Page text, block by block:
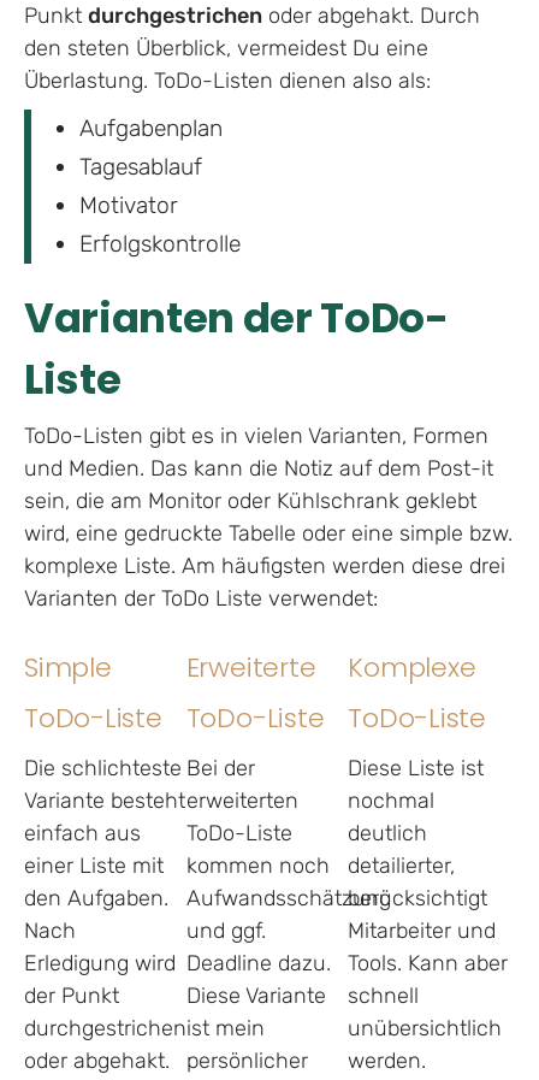
Punkt durchgestrichen oder abgehakt. Durch
den steten Überblick, vermeidest Du eine
Überlastung. ToDo-Listen dienen also als:
Aufgabenplan
Tagesablauf
Motivator
Erfolgskontrolle
Varianten der ToDo-
Liste
ToDo-Listen gibt es in vielen Varianten, Formen
und Medien. Das kann die Notiz auf dem Post-it
sein, die am Monitor oder Kühlschrank geklebt
wird, eine gedruckte Tabelle oder eine simple bzw.
komplexe Liste. Am häufigsten werden diese drei
Varianten der ToDo Liste verwendet:
Simple
ToDo-Liste
Die schlichteste
Variante besteht
einfach aus
einer Liste mit
den Aufgaben.
Nach
Erledigung wird
der Punkt
durchgestrichen
oder abgehakt.
Erweiterte
ToDo-Liste
Bei der
erweiterten
ToDo-Liste
kommen noch
Aufwandsschätzung
und ggf.
Deadline dazu.
Diese Variante
ist mein
persönlicher
Komplexe
ToDo-Liste
Diese Liste ist
nochmal
deutlich
detailierter,
berücksichtigt
Mitarbeiter und
Tools. Kann aber
schnell
unübersichtlich
werden.